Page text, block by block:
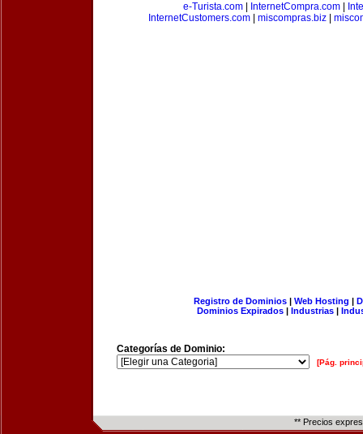
e-Turista.com
InternetCompra.com
InternetCustomers.com| miscompras.biz|
Registro de Dominios| Web Hosting |
Dominios Expirados | Industrias |
Categorías de Dominio:
[Pág.
** Precios